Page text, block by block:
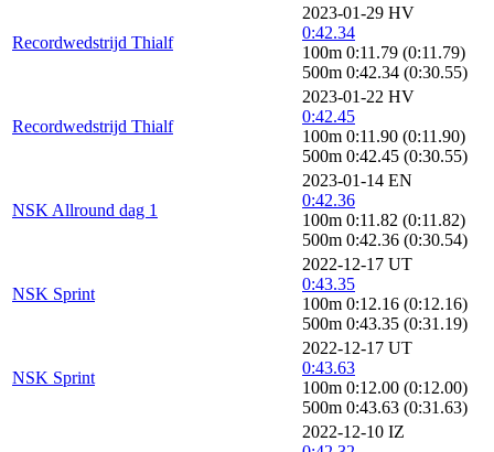
Recordwedstrijd Thialf
2023-01-29 HV
0:42.34
100m 0:11.79 (0:11.79)
500m 0:42.34 (0:30.55)
Recordwedstrijd Thialf
2023-01-22 HV
0:42.45
100m 0:11.90 (0:11.90)
500m 0:42.45 (0:30.55)
NSK Allround dag 1
2023-01-14 EN
0:42.36
100m 0:11.82 (0:11.82)
500m 0:42.36 (0:30.54)
NSK Sprint
2022-12-17 UT
0:43.35
100m 0:12.16 (0:12.16)
500m 0:43.35 (0:31.19)
NSK Sprint
2022-12-17 UT
0:43.63
100m 0:12.00 (0:12.00)
500m 0:43.63 (0:31.63)
2022-12-10 IZ